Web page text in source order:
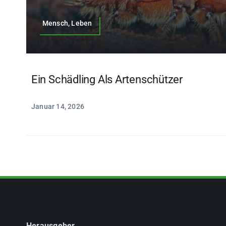
Mensch, Leben
Ein Schädling Als Artenschützer
Januar 14, 2026